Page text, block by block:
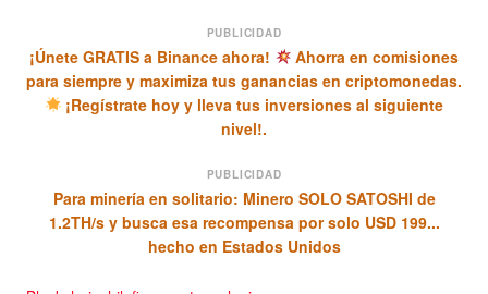
PUBLICIDAD
¡Únete GRATIS a Binance ahora!
Ahorra en comisiones
para siempre y maximiza tus ganancias en criptomonedas.
¡Regístrate hoy y lleva tus inversiones al siguiente
nivel!.
PUBLICIDAD
Para minería en solitario: Minero SOLO SATOSHI de
1.2TH/s y busca esa recompensa por solo USD 199...
hecho en Estados Unidos